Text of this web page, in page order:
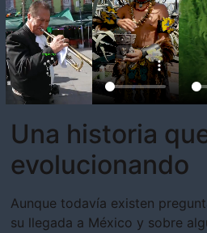
Una historia
evolucionando
Aunque todavía existen
su llegada a México y sobre